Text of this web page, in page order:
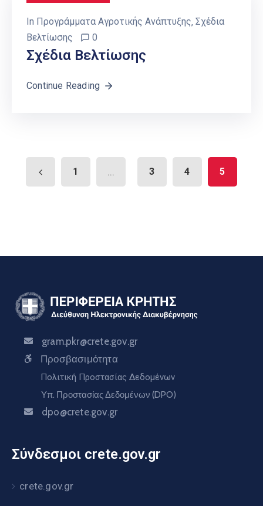
In Προγράμματα Αγροτικής Ανάπτυξης Σχέδια
Βελτίωσης
0
Σχέδια Βελτίωσης
Continue Reading
1 ... 3 4 5
gram.pkr@crete.gov.gr
Προσβασιμότητα
Πολιτική Προστασίας Δεδομένων
Υπ. Προστασίας Δεδομένων (DPO)
dpo@crete.gov.gr
Σύνδεσμοι crete.gov.gr
crete.gov.gr